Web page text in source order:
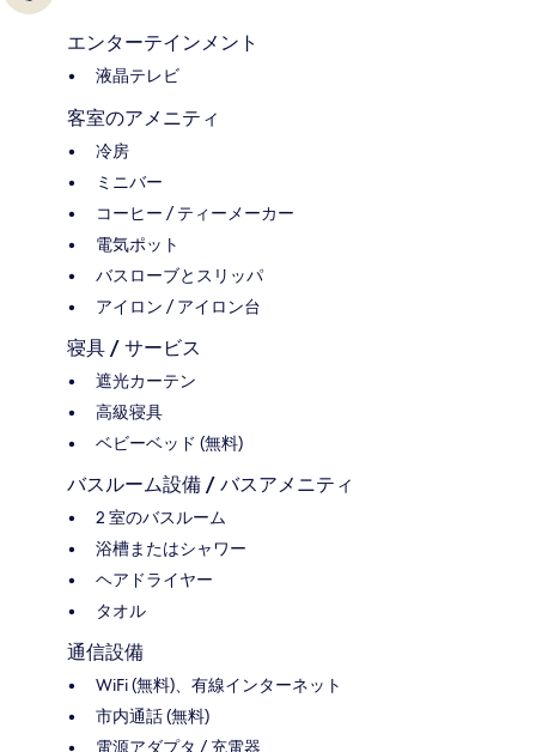
エンターテインメント
液晶テレビ
客室のアメニティ
冷房
ミニバー
コーヒー / ティーメーカー
電気ポット
バスローブとスリッパ
アイロン / アイロン台
寝具 / サービス
遮光カーテン
高級寝具
ベビーベッド (無料)
バスルーム設備 / バスアメニティ
2 室のバスルーム
浴槽またはシャワー
ヘアドライヤー
タオル
通信設備
WiFi (無料)、有線インターネット
市内通話 (無料)
電源アダプタ / 充電器